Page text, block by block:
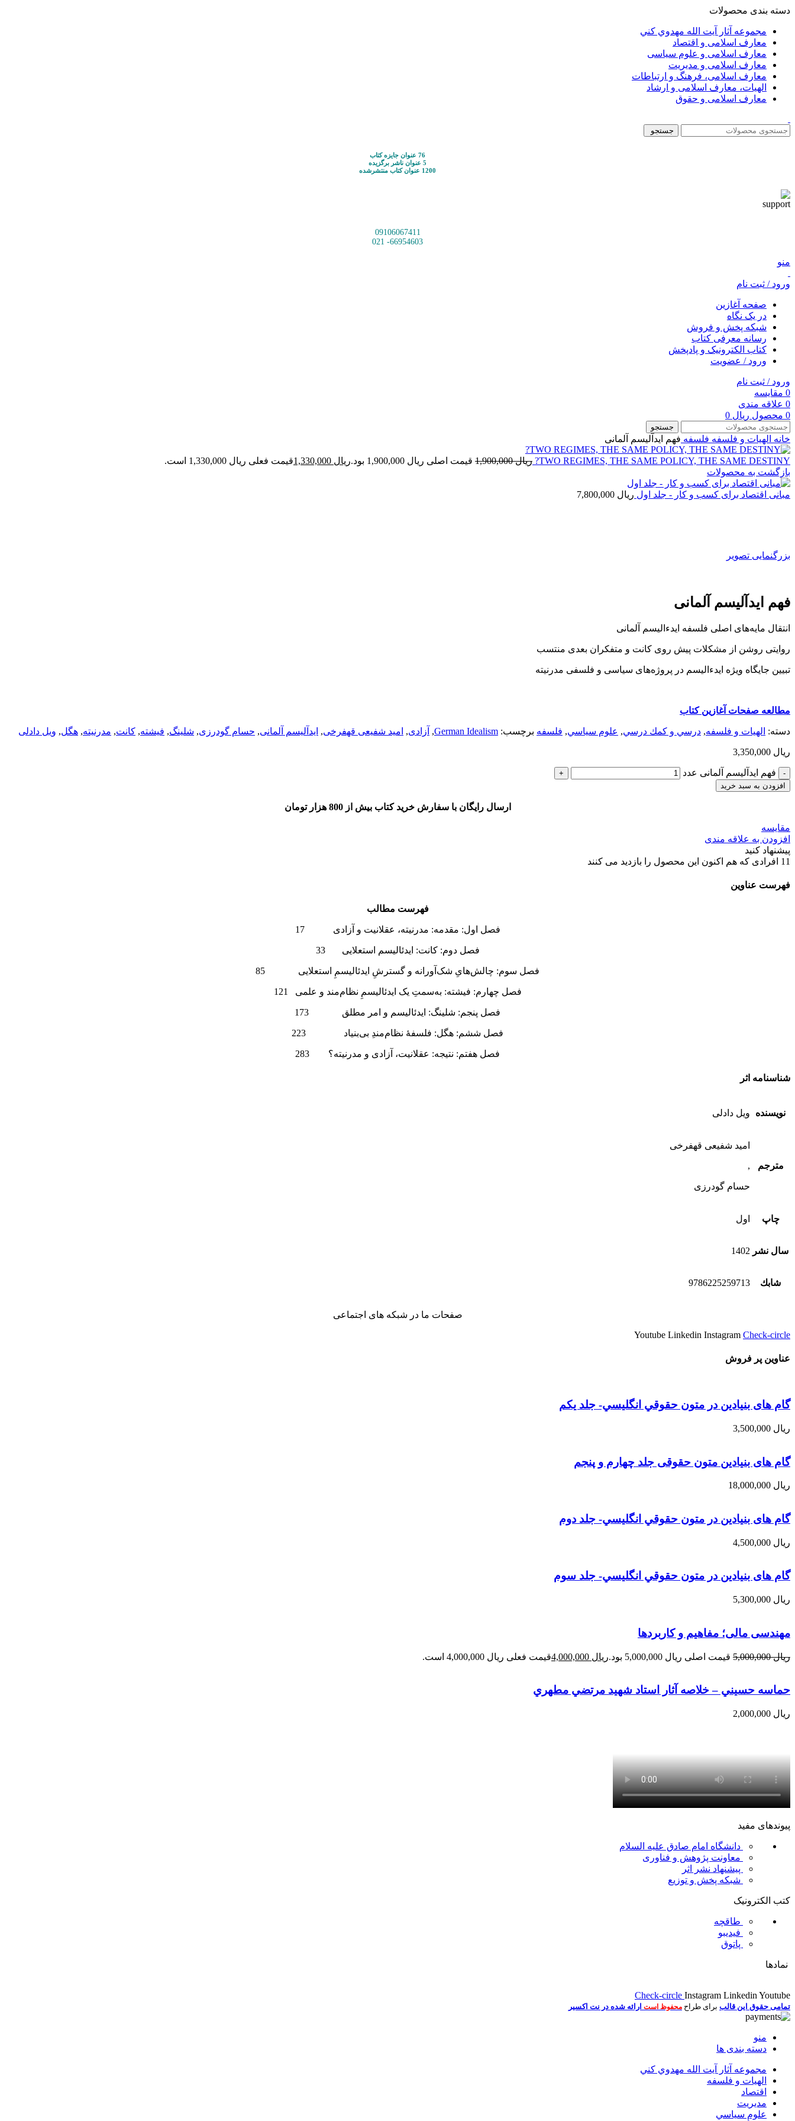
دسته بندی محصولات
مجموعه آثار آيت الله مهدوي كني
معارف اسلامی و اقتصاد
معارف اسلامی و علوم سیاسی
معارف اسلامی و مدیریت
معارف اسلامی، فرهنگ و ارتباطات
الهیات، معارف اسلامی و ارشاد
معارف اسلامی و حقوق
جستجو
76 عنوان جایزه کتاب
5 عنوان ناشر برگزیده
1200 عنوان کتاب منتشرشده
09106067411
66954603- 021
منو
ورود / ثبت نام
صفحه آغازین
در یک نگاه
شبکه پخش و فروش
رسانه معرفی کتاب
کتاب الکترونیک و پادپخش
ورود / عضویت
ورود / ثبت نام
0 مقایسه
0 علاقه مندی
0 محصول ریال
جستجو
خانه الهیات و فلسفه فلسفه فهم ایدآلیسم آلمانی
TWO REGIMES, THE SAME POLICY, THE SAME DESTINY? ریال1,900,000 قیمت اصلی ریال 1,900,000 بود. ریال
قیمت فعلی ریال 1,330,000 است.
بازگشت به محصولات
مبانی اقتصاد برای کسب و کار - جلد اول ریال
بزرگنمایی تصویر
فهم ایدآلیسم آلمانی
انتقال مایه‌های اصلی فلسفه اید‌ءالیسم آلمانی
روایتی روشن از مشکلات پیش روی کانت و متفکران بعدی منتسب
تبیین جایگاه ویژه ایدءالیسم در پروژه‌های سیاسی و فلسفی مدرنیته
مطالعه صفحات آغازین کتاب
دسته: الهیات و فلسفه, درسي و كمك درسي, علوم سياسي, فلسفه برچسب: German Idealism
, آزادی, امید شفیعی قهفرخی, ایدآلیسم آلمانی, حسام گودرزی, شلینگ, فیشته, کانت, مدرنیته, هگل, ویل دادلی
ریال
فهم ایدآلیسم آلمانی عدد
افزودن به سبد خرید
ارسال رایگان با سفارش خرید کتاب بیش از 800 هزار تومان
مقایسه
افزودن به علاقه مندی
پیشنهاد کنید
11 افرادی که هم اکنون این محصول را بازدید می کنند
فهرست عناوین
فهرست مطالب
فصل اول: مقدمه: مدرنیته، عقلانیت و آزادی 17
فصل دوم: کانت: ایدئالیسم استعلایی 33
فصل سوم: چالش‌هایِ شک‌آورانه‌ و گسترشِ ایدئالیسمِ استعلایی 85
فصل چهارم: فیشته: به‌سمتِ یک ایدئالیسمِ نظام‌مند و علمی 121
فصل پنجم: شلینگ: ایدئالیسم و امر مطلق 173
فصل ششم: هگل: فلسفۀ نظام‌مندِ بی‌‌بنیاد 223
فصل هفتم: نتیجه: عقلانیت، آزادی و مدرنیته؟ 283
شناسنامه اثر
نویسنده ویل دادلی
مترجم
امید شفیعی قهفرخی
,
حسام گودرزی
چاپ اول
سال نشر 1402
شابك 9786225259713
صفحات ما در شبکه های اجتماعی
Youtube Linkedin Instagram Check-circle
عناوین پر فروش
گام های بنیادین در متون حقوقي انگليسي- جلد يكم
ریال
گام های بنیادین متون حقوقی جلد چهارم و پنجم
ریال
گام های بنیادین در متون حقوقي انگليسي- جلد دوم
ریال
گام های بنیادین در متون حقوقي انگليسي- جلد سوم
ریال
مهندسی مالی؛ مفاهیم و کاربردها
ریال5,000,000 قیمت اصلی ریال 5,000,000 بود. ریال قیمت فعلی ریال 4,000,000 است.
حماسه حسيني – خلاصه آثار استاد شهيد مرتضي مطهري
ریال
پیوندهای مفید
دانشگاه امام صادق علیه السلام
معاونت پژوهش و فناوری
پیشنهاد نشر اثر
شبکه پخش و توزیع
کتب الکترونیک
طاقچه
فیدیبو
پاتوق
نمادها
Check-circle Instagram Linkedin Youtube
تمامی حقوق این قالب برای طراح محفوظ است ارائه شده در نت اکسیر
منو
دسته بندی ها
مجموعه آثار آيت الله مهدوي كني
الهیات و فلسفه
اقتصاد
مديريت
علوم سياسي